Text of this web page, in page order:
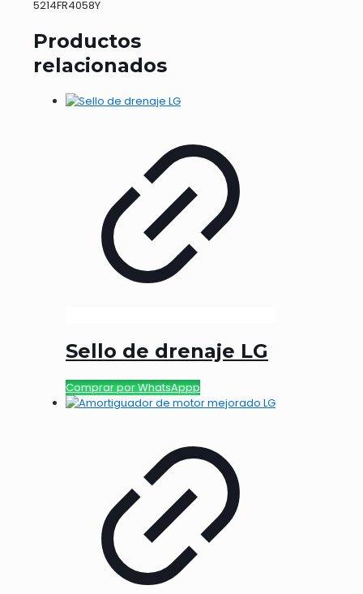
5214FR4058Y
Productos
relacionados
Sello de drenaje LG
Comprar por WhatsAppp